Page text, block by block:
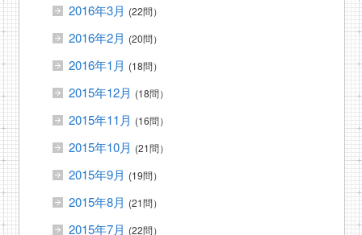
2016年3月 (22問）
2016年2月 (20問）
2016年1月 (18問）
2015年12月 (18問）
2015年11月 (16問）
2015年10月 (21問）
2015年9月 (19問）
2015年8月 (21問）
2015年7月 (22問）